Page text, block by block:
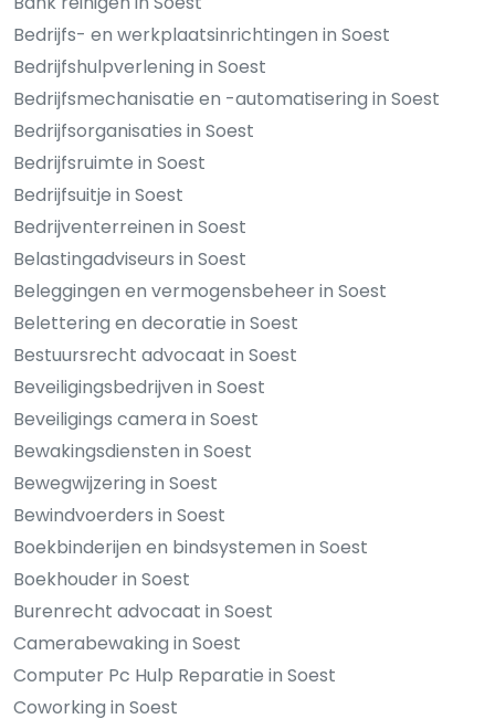
Bedrijfs- en werkplaatsinrichtingen in Soest
Bedrijfshulpverlening in Soest
Bedrijfsmechanisatie en -automatisering in Soest
Bedrijfsorganisaties in Soest
Bedrijfsruimte in Soest
Bedrijfsuitje in Soest
Bedrijventerreinen in Soest
Belastingadviseurs in Soest
Beleggingen en vermogensbeheer in Soest
Belettering en decoratie in Soest
Bestuursrecht advocaat in Soest
Beveiligingsbedrijven in Soest
Beveiligings camera in Soest
Bewakingsdiensten in Soest
Bewegwijzering in Soest
Bewindvoerders in Soest
Boekbinderijen en bindsystemen in Soest
Boekhouder in Soest
Burenrecht advocaat in Soest
Camerabewaking in Soest
Computer Pc Hulp Reparatie in Soest
Coworking in Soest